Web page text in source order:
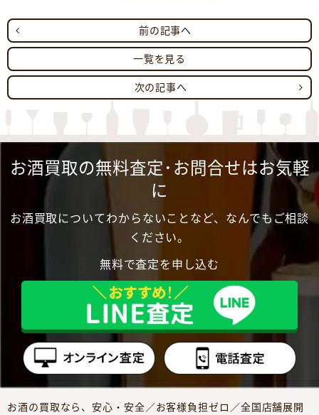
前の記事へ
一覧を見る
次の記事へ
お酒買取の無料査定･お問合せはお気軽
に
お酒買取についてわからないことなど、なんでもご相談
ください。
無料で査定を申し込む
お酒の買取なら、安心・安全／お客様負担ゼロ／全国店舗展開